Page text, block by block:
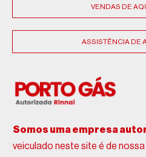
VENDAS DE
ASSISTÊNCIA DE
Somos uma empresa
veiculado neste site é de